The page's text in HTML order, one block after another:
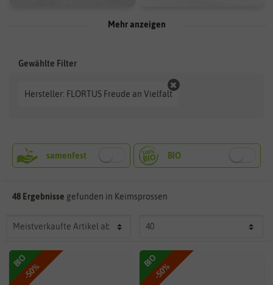
Mehr anzeigen
Hersteller: FLORTUS Freude an Vielfalt
48 Ergebnisse gefunden in Keimsprossen
-50%
BIO
-50%
BIO